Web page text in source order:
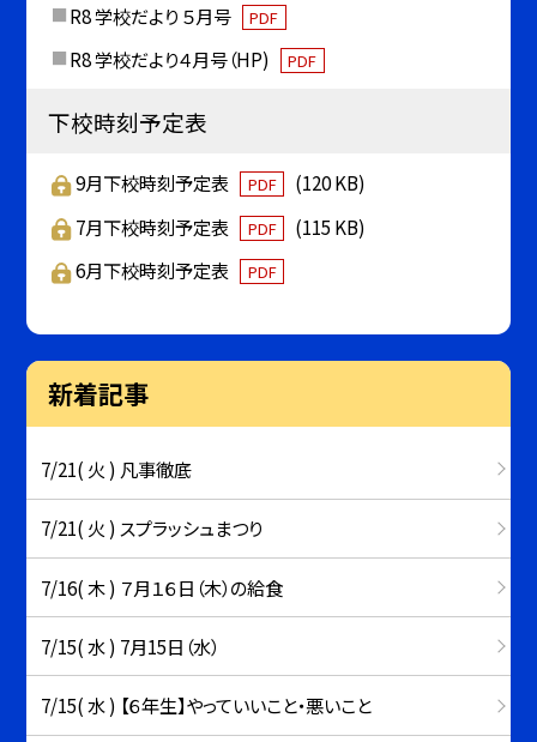
R8 学校だより ５月号 PDF
R8 学校だより４月号（HP) PDF
下校時刻予定表
9月下校時刻予定表 PDF
(120 KB)
7月下校時刻予定表
PDF
(115 KB)
6月下校時刻予定表
PDF
新着記事
7/21( 火 ) 凡事徹底
7/21( 火 ) スプラッシュまつり
7/16( 木 ) ７月１６日（木）の給食
7/15( 水 ) 7月15日（水）
7/15( 水 ) 【６年生】やっていいこと・悪いこと